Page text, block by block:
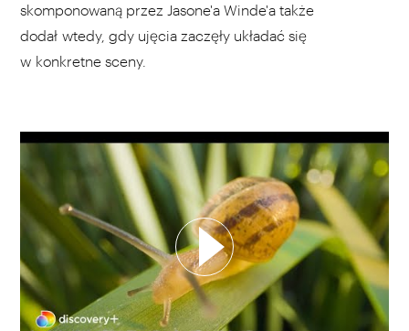
skomponowaną przez Jasone'a Winde'a także
dodał wtedy, gdy ujęcia zaczęły układać się
w konkretne sceny.
WYBIERZ SWOJĄ PLAYLISTĘ
DODAJ TEN FILM DO PLAYLISTY